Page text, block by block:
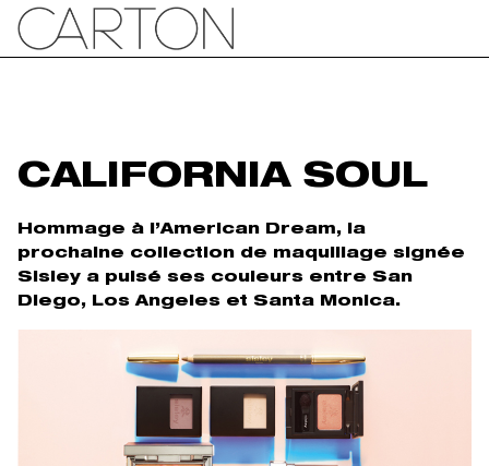
CALIFORNIA SOUL
Hommage à l’American Dream, la
prochaine collection de maquillage signée
Sisley a puisé ses couleurs entre San
Diego, Los Angeles et Santa Monica.